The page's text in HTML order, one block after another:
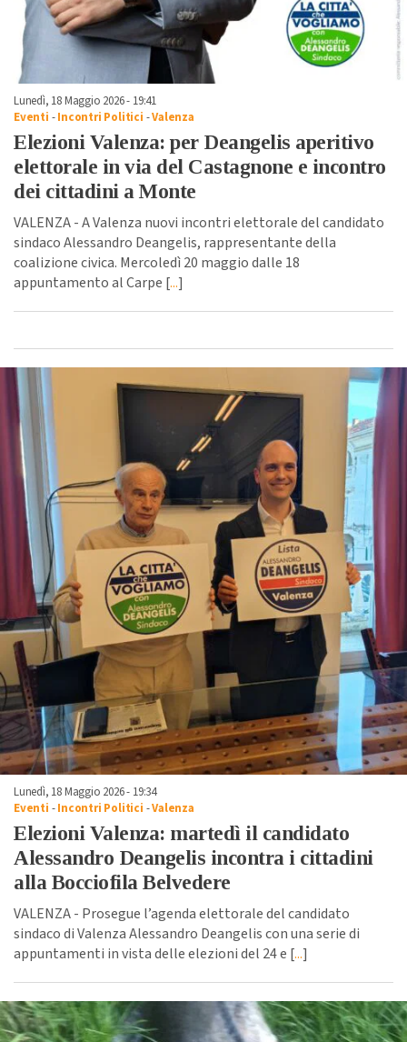
Lunedì, 18 Maggio 2026 - 19:41
Eventi -Incontri Politici -Valenza
Elezioni Valenza: per Deangelis aperitivo
elettorale in via del Castagnone e incontro
dei cittadini a Monte
VALENZA - A Valenza nuovi incontri elettorale del candidato
sindaco Alessandro Deangelis, rappresentante della
coalizione civica. Mercoledì 20 maggio dalle 18
appuntamento al Carpe [...]
Lunedì, 18 Maggio 2026 - 19:34
Eventi -Incontri Politici -Valenza
Elezioni Valenza: martedì il candidato
Alessandro Deangelis incontra i cittadini
alla Bocciofila Belvedere
VALENZA - Prosegue l’agenda elettorale del candidato
sindaco di Valenza Alessandro Deangelis con una serie di
appuntamenti in vista delle elezioni del 24 e [...]